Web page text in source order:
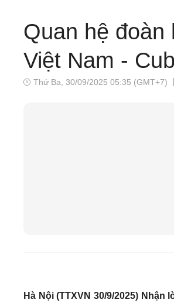
Quan hệ đoàn
Việt Nam -
Thứ Ba, 30/09/2025 05:35 (GMT+7)
Hà Nội (TTXVN 30/9/2025)